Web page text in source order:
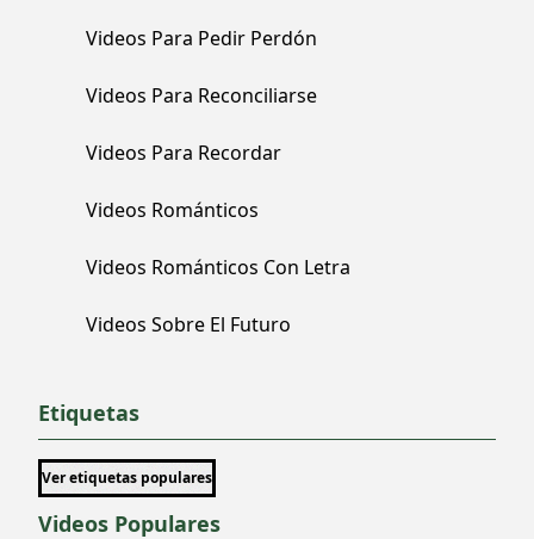
Videos Para Pedir Perdón
Videos Para Reconciliarse
Videos Para Recordar
Videos Románticos
Videos Románticos Con Letra
Videos Sobre El Futuro
Etiquetas
Ver etiquetas populares
Videos Populares